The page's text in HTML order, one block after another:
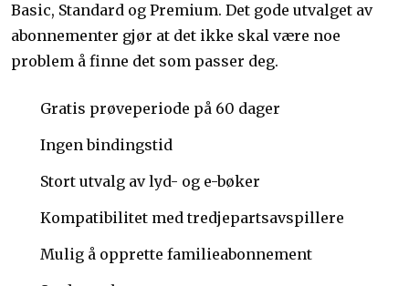
Basic, Standard og Premium. Det gode utvalget av
abonnementer gjør at det ikke skal være noe
problem å finne det som passer deg.
Gratis prøveperiode på 60 dager
Ingen bindingstid
Stort utvalg av lyd- og e-bøker
Kompatibilitet med tredjepartsavspillere
Mulig å opprette familieabonnement